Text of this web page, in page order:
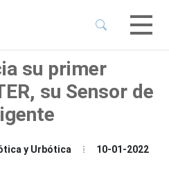
su primer
su Sensor de
y Urbótica 10-01-2022